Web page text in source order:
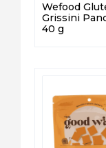
Wefood
Grissini
40 g